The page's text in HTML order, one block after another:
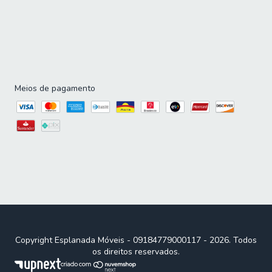
Meios de pagamento
Copyright Esplanada Móveis - 09184779000117 - 2026. Todos
os direitos reservados.